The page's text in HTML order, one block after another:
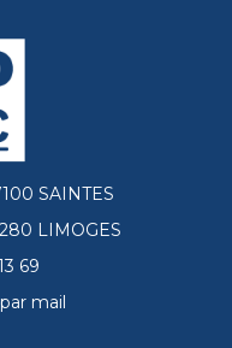
SAINTES
LIMOGES
69
mail